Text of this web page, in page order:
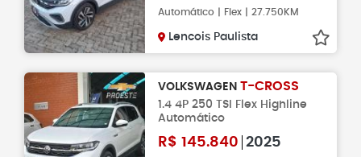
Automático | Flex | 27.750KM
Lencois Paulista
VOLKSWAGEN T-CROSS
1.4 4P 250 TSI Flex Highline
Automático
R$ 145.840 2025